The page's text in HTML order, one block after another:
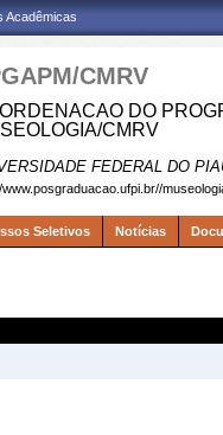
Acadêmicas
CMRV
DO
CMRV
FEDERAL DO
www.posgraduacao.ufpi.br//
Seletivos Notícias